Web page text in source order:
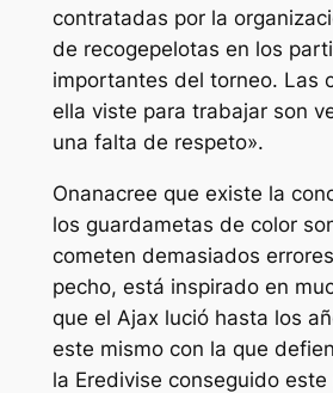
contratadas por la
de recogepelotas en los
importantes del torneo. Las
ella viste para trabajar son
una falta de respeto».
Onanacree que existe la
los guardametas de color
cometen demasiados
pecho, está inspirado en
que el Ajax lució hasta los
este mismo con la que
la Eredivise conseguido